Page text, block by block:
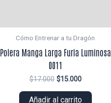
Cómo Entrenar a tu Dragón
Polera Manga Larga Furia Luminosa
0011
$17.000 El
original
$15.000El
actual
Añadir al carrito